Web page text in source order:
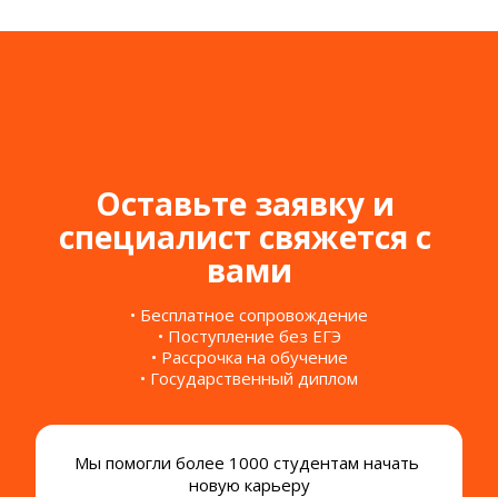
Оставьте заявку и
специалист свяжется с
вами
• Бесплатное сопровождение
• Поступление без ЕГЭ
• Рассрочка на обучение
• Государственный диплом
Мы помогли более 1000 студентам начать
новую карьеру